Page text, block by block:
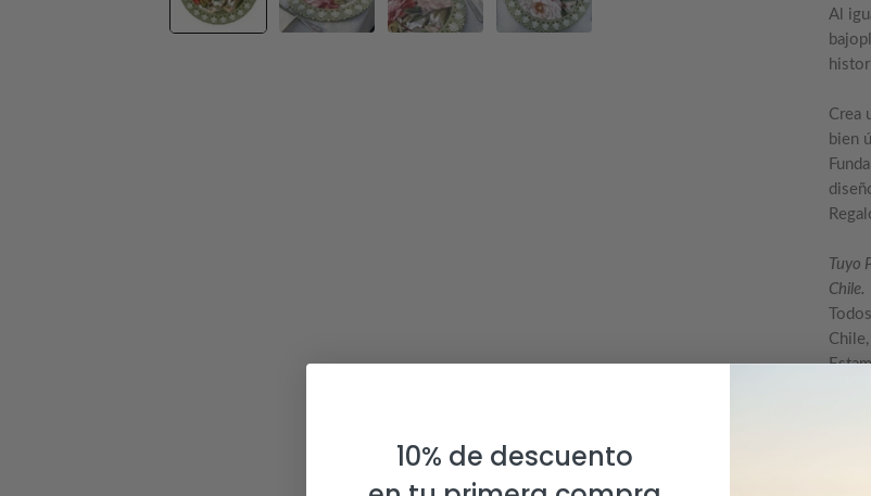
Al
Crea
bien
Tuyo
Chile.
10% de descuento